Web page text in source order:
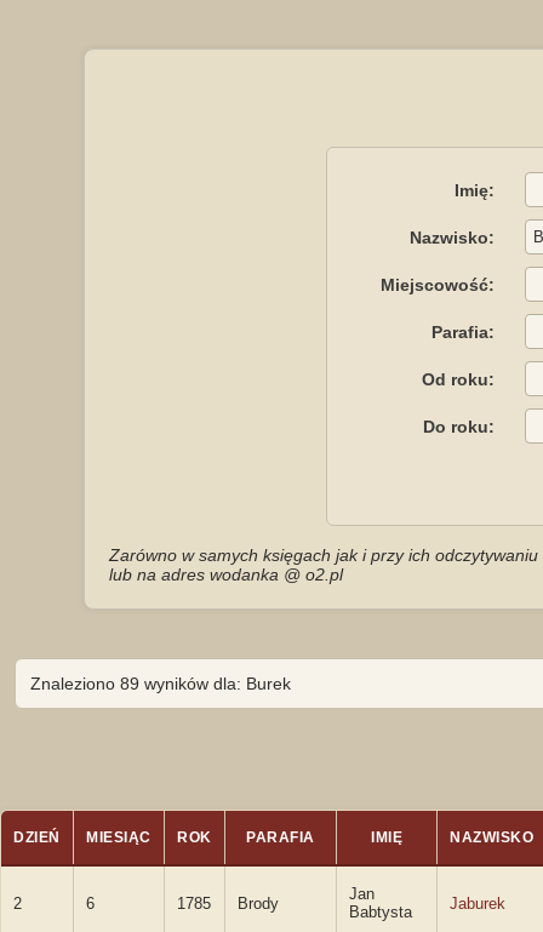
Imię:
Nazwisko:
Miejscowość:
Parafia:
Od roku:
Do roku:
Zarówno w samych księgach jak i przy ich
lub na adres wodanka @ o2.pl
Znaleziono 89 wyników dla: Burek
DZIEŃ MIESIĄC ROK PARAFIA IMIĘ NAZWISKO
2 6 1785 Brody
Jan
Babtysta
Jaburek